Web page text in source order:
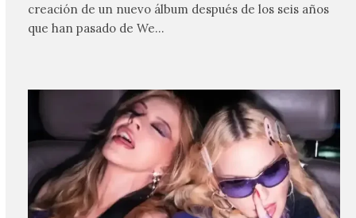
creación de un nuevo álbum después de los seis años
que han pasado de We…